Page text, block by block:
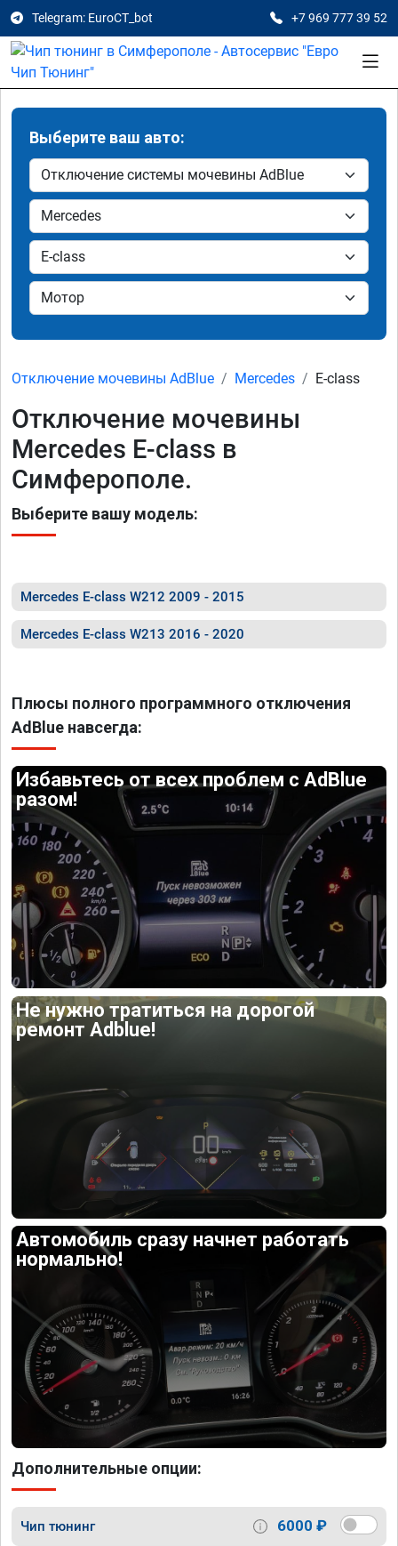
Telegram: EuroCT_bot +7 969 777 39 52
Выберите ваш авто:
Отключение мочевины AdBlue Mercedes E-class
Отключение мочевины
Mercedes E-class в
Симферополе.
Выберите вашу модель:
Mercedes E-class W212 2009 - 2015
Mercedes E-class W213 2016 - 2020
Плюсы полного программного отключения
AdBlue навсегда:
Избавьтесь от всех проблем с AdBlue
разом!
Не нужно тратиться на дорогой
ремонт Adblue!
Автомобиль сразу начнет работать
нормально!
Дополнительные опции:
Чип тюнинг 6000 ₽